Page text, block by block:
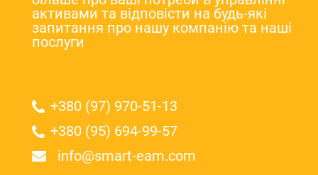
активами та відповісти на будь-які
запитання про нашу компанію та наші
послуги
+380 (97) 970-51-13
+380 (95) 694-99-57
info@smart-eam.com